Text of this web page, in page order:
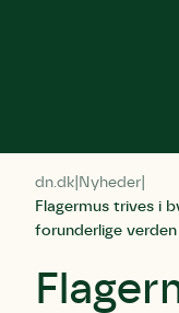
dn.dk Nyheder
Flagermus trives i
forunderlige verden